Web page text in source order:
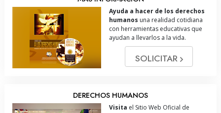
Ayuda a hacer de los derechos
humanos una realidad cotidiana
con herramientas educativas que
ayudan a llevarlos a la vida.
SOLICITAR
DERECHOS HUMANOS
Visita el Sitio Web Oficial de